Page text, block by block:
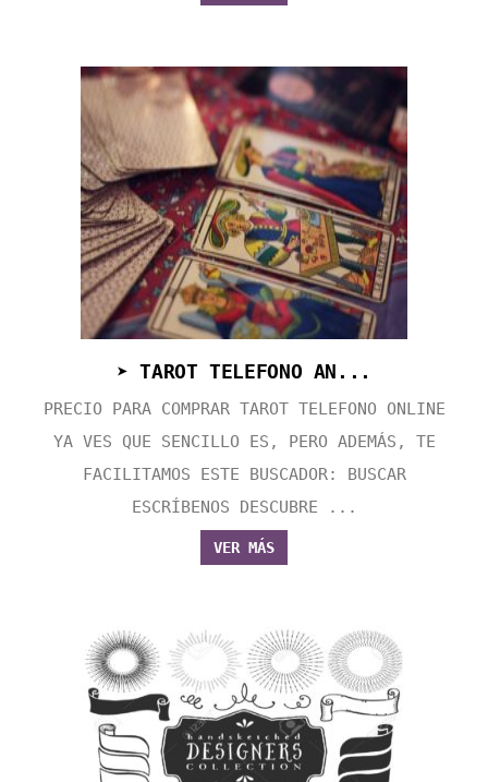
➤ TAROT TELEFONO AN...
PRECIO PARA COMPRAR TAROT TELEFONO ONLINE
YA VES QUE SENCILLO ES, PERO ADEMÁS, TE
FACILITAMOS ESTE BUSCADOR: BUSCAR
ESCRÍBENOS DESCUBRE ...
VER MÁS